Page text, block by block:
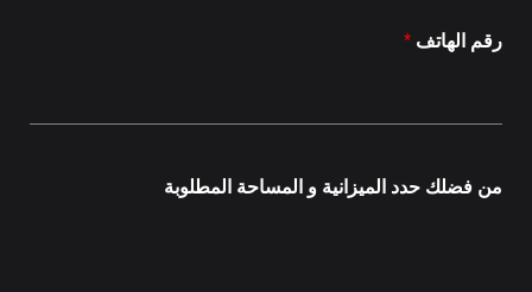
رقم الهاتف *
من فضلك حدد الميزانية و المساحة المطلوبة